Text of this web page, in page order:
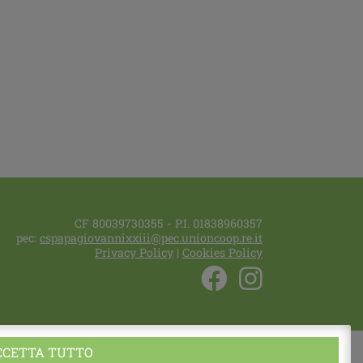
CF 80039730355 - P.I. 01838960357
pec: cspapagiovannixxiii@pec.unioncoop.re.it
Privacy Policy| Cookies Policy
TUTTO